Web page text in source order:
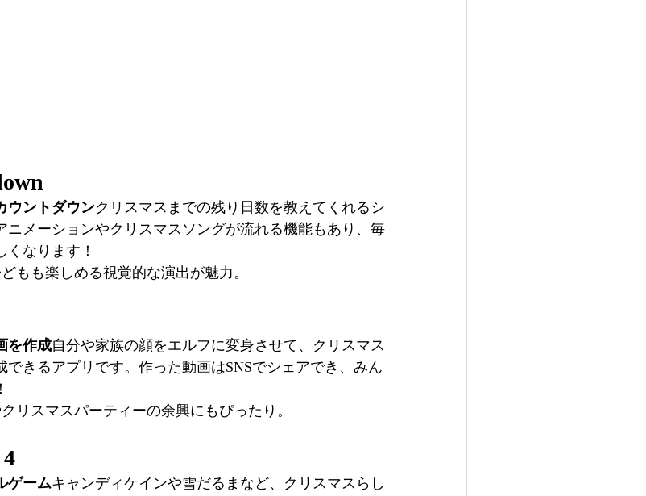
ウントダウンクリスマスまでの残り日数を教えてくれるシ
ニメーションやクリスマスソングが流れる機能もあり、毎
なります！
もも楽しめる視覚的な演出が魅力。
を作成自分や家族の顔をエルフに変身させて、クリスマス
きるアプリです。作った動画はSNSでシェアでき、みん
リスマスパーティーの余興にもぴったり。
ゲームキャンディケインや雪だるまなど、クリスマスらし